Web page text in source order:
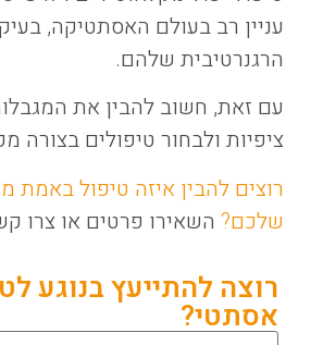
עניין רב בעולם האסתטיקה,
הרגנרטיבית שלהם.
עם זאת, חשוב להבין את
ציפיות ולבחור טיפולים בצורה
רוצים להבין איזה טיפול באמת
שלכם? השאירו פרטים או צרו
רוצה להתייעץ בנוגע
אסתטי?